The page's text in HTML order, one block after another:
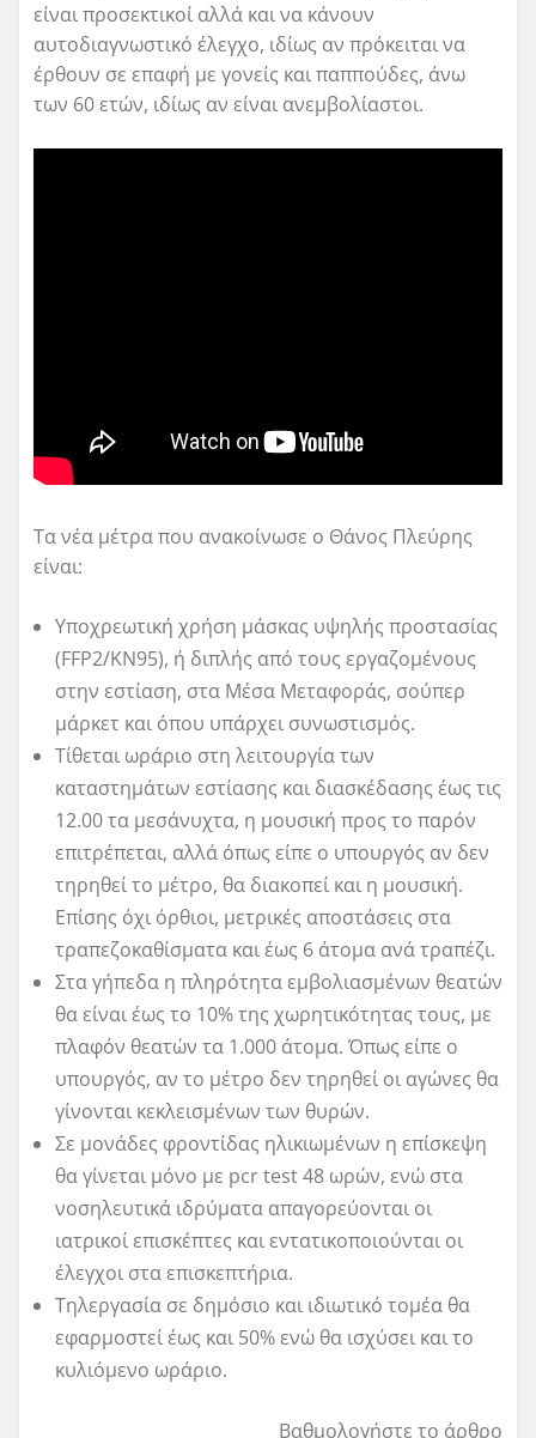
είναι προσεκτικοί αλλά και να κάνουν
αυτοδιαγνωστικό έλεγχο, ιδίως αν πρόκειται να
έρθουν σε επαφή με γονείς και παππούδες, άνω
των 60 ετών, ιδίως αν είναι ανεμβολίαστοι.
Τα νέα μέτρα που ανακοίνωσε ο Θάνος Πλεύρης
είναι:
Υποχρεωτική χρήση μάσκας υψηλής προστασίας
(FFP2/KN95), ή διπλής από τους εργαζομένους
στην εστίαση, στα Μέσα Μεταφοράς, σούπερ
μάρκετ και όπου υπάρχει συνωστισμός.
Τίθεται ωράριο στη λειτουργία των
καταστημάτων εστίασης και διασκέδασης έως τις
12.00 τα μεσάνυχτα, η μουσική προς το παρόν
επιτρέπεται, αλλά όπως είπε ο υπουργός αν δεν
τηρηθεί το μέτρο, θα διακοπεί και η μουσική.
Επίσης όχι όρθιοι, μετρικές αποστάσεις στα
τραπεζοκαθίσματα και έως 6 άτομα ανά τραπέζι.
Στα γήπεδα η πληρότητα εμβολιασμένων θεατών
θα είναι έως το 10% της χωρητικότητας τους, με
πλαφόν θεατών τα 1.000 άτομα. Όπως είπε ο
υπουργός, αν το μέτρο δεν τηρηθεί οι αγώνες θα
γίνονται κεκλεισμένων των θυρών.
Σε μονάδες φροντίδας ηλικιωμένων η επίσκεψη
θα γίνεται μόνο με pcr test 48 ωρών, ενώ στα
νοσηλευτικά ιδρύματα απαγορεύονται οι
ιατρικοί επισκέπτες και εντατικοποιούνται οι
έλεγχοι στα επισκεπτήρια.
Τηλεργασία σε δημόσιο και ιδιωτικό τομέα θα
εφαρμοστεί έως και 50% ενώ θα ισχύσει και το
κυλιόμενο ωράριο.
Βαθμολογήστε το άρθρο